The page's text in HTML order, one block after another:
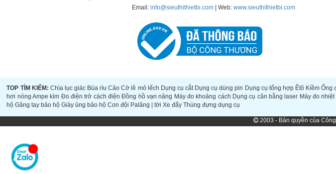
Email:info@sieuthithietbi.com | Web:www.sieuthithietbi.com
TOP TÌM KIẾM: Chìa lục giác Búa rìu Cảo Cờ lê mỏ lếch Dụng cụ cắt Dụng cụ dùng pin Dụng cụ tổng hợp Êtô Kiềm Ống
hơi nóng Ampe kìm Đo điện trở cách điện Đồng hồ vạn năng Máy đo khoảng cách Dụng cụ cân bằng laser Máy đo nhiệt
hộ Găng tay bảo hộ Giày ủng bảo hộ Con đội Palăng | tời Xe đẩy Thùng đựng dụng cụ
2003 - Bản quyền của